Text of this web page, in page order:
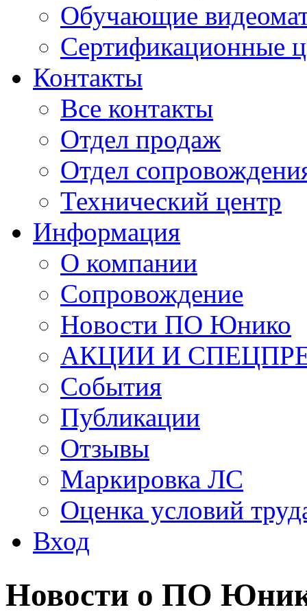
Обучающие
Сертификационные
Контакты
Все контакты
Отдел продаж
Отдел
Технический центр
Информация
О компании
Сопровождение
Новости ПО Юнико
АКЦИИ И
События
Публикации
Отзывы
Маркировка ЛС
Оценка условий
Вход
Новости о ПО